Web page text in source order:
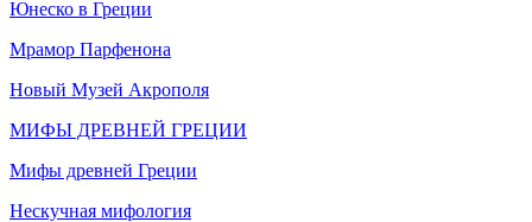
Юнеско в Греции
Мрамор Парфенона
Новый Музей Акрополя
МИФЫ ДРЕВНЕЙ ГРЕЦИИ
Мифы древней Греции
Нескучная мифология